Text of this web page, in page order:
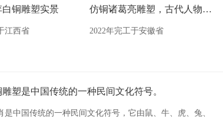
铜雕塑实景
江西省
仿铜诸葛亮雕塑，古代人物雕塑
2022年完工于安徽省
塑是中国传统的一种民间文化符号。
是中国传统的一种民间文化符号，它由鼠、牛、虎、兔、